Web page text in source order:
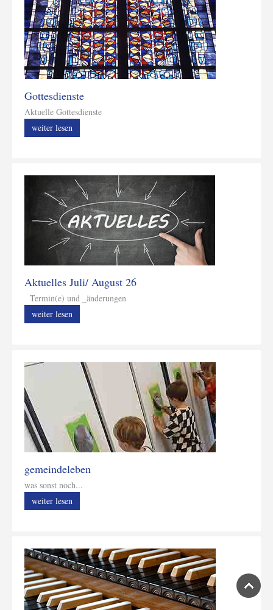
Gottesdienste
Aktuelle Gottesdienste
weiter lesen
Aktuelles Juli/ August 26
Termin(e) und _änderungen
weiter lesen
gemeindeleben
was sonst noch...
weiter lesen